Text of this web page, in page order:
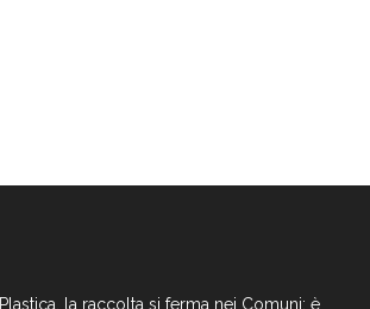
Plastica, la raccolta si ferma nei Comuni: è